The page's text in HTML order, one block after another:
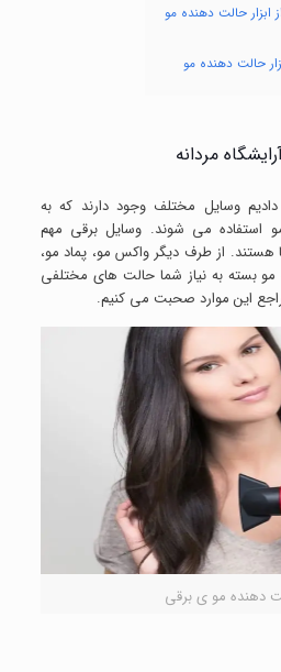
ابزار حالت دهنده مو
حالت دهنده مو
مردانه
وسایل مختلف وجود دارند که به
استفاده می شوند. وسایل برقی مهم
هستند. از طرف دیگر واکس مو، پماد مو،
بسته به نیاز شما حالت های مختلفی
راجع این موارد صحبت می کنیم.
دهنده مو ی برقی